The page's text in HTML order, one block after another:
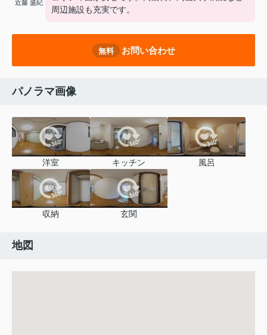
近藤 盛紀
周辺施設も充実です。
無料 お問い合わせ
パノラマ画像
洋室 キッチン 風呂
収納 玄関
地図